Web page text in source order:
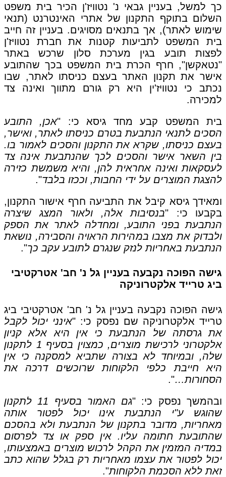
כך למשל, בעניין גבאי נ' נטוויז'ן הכיר בית משפט
השלום בתוקף התקנון של אתרי האינטרנט (תנאי
שימוש לאתר), אך בתנאים מסויגים. בעניין זה חייב
בית המשפט לתביעות קטנות את חברת נטוויז'ן
לפצות תובע בגין מערכת סלון שרכש באתר
"נטאקשן", חרף הכרת בית המשפט בכך שהתובע
אישר את תקנון האתר בעצם כניסתו לאתר, שבו
נכתב כי נטוויז'ין היא רק גורם מתווך ואינה צד
למכירה.
בית המשפט קבע מחד גיסא כי: "אכן, התובע
הסכים לתנאי הנתבעת בטרם כניסתו לאתר, ואישר,
בעצם כניסתו, שקרא את התקנון והסכים לאמור בו.
בין השאר אישר והסכים לכך שהנתבעת אינה צד
לעסקאות ואינה אחראית להן, והיא משמשת כזירה
להצגת המוצרים על ידי החבות, וככזו בלבד".
ומאידך גיסא קיבל את התביעה חרף אישור התקנון,
בקבעו כי: "בנסיבות אלה, ולאור המצג שיצרה
הנתבעת בפני התובע, ומחדלה לאתר את הספק
ולבדוק את מצבו במהירות הראויה והסבירה, נושאת
הנתבעת באחריות לנזק שנגרם לתובע עקב כך".
גישה הפוכה נקבעה בעניין גל נ' חב' אטרקטיבי
ביג טרייד אלקטרוניקה
גישה הפוכה נקבעה בעניין גל נ' חב' אטרקטיבי ביג
טרייד אלקטרוניקה שם נפסק כי: "אינני יכול לקבל
את גרסתה של הנתבעת כי אין היא אלא קניון
אלקטרוני לרכישת מוצרים, כמצוין בסעיף 1 לתקנון
שלה, ובמיוחד לא בצורה שתביא למסקנה כי אין
היא חייבת כלפי הלקוחות שרוכשים דרכה את
הסחורות…".
ובהמשך נפסק כי: "
גם האמור בסעיף 11 לתקנון
שהוגש ע"י הנתבעת אינו יכול לפטור אותה
מאחריות, מדובר בתקנון של הנתבעת ולא בהסכם
שהתובעת חתומה עליו. אין ספק או צד לפרסום
במדיה המזמין את הקהל לרכוש מוצרים באמצעותו,
יכול לפטור את עצמו מאחריות רק בגלל שהוא כתב
זאת ללא הסכמת הלקוחות".